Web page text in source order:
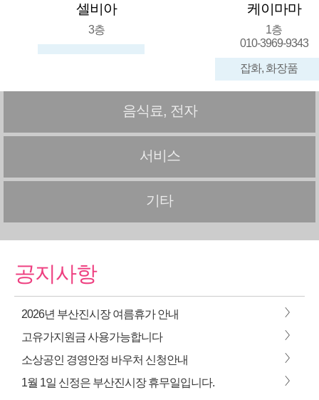
케이마마
010-3969-9343
유림
051-636-
음식료, 전자
서비스
기타
공지사항
2026년 부산진시장 여름휴가 안내 >
고유가지원금 사용가능합니다 >
소상공인 경영안정 바우처 신청안내 >
1월 1일 신정은 부산진시장 휴무일입니다. >